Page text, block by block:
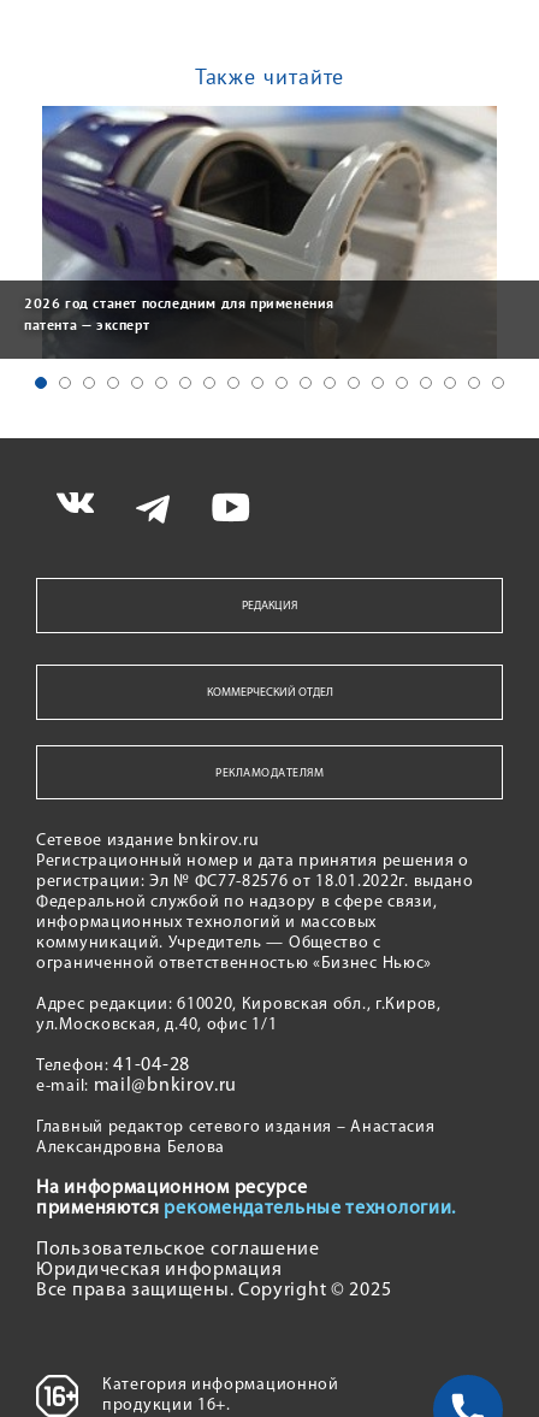
Также читайте
2026 год станет последним для применения
патента — эксперт
РЕДАКЦИЯ
КОММЕРЧЕСКИЙ ОТДЕЛ
РЕКЛАМОДАТЕЛЯМ
Сетевое издание bnkirov.ru
Регистрационный номер и дата принятия решения о
регистрации: Эл № ФС77-82576 от 18.01.2022г. выдано
Федеральной службой по надзору в сфере связи,
информационных технологий и массовых
коммуникаций. Учредитель — Общество с
ограниченной ответственностью «Бизнес Ньюс»
Адрес редакции: 610020, Кировская обл., г.Киров,
ул.Московская, д.40, офис 1/1
Телефон:41-04-28
e-mail: mail@bnkirov.ru
Главный редактор сетевого издания – Анастасия
Александровна Белова
На информационном ресурсе
применяются рекомендательные технологии.
Пользовательское соглашение
Юридическая информация
Все права защищены. Copyright © 2025
Категория информационной
продукции 16+.